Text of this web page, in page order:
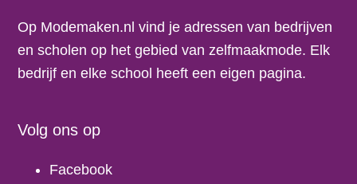
Op Modemaken.nl vind je adressen van bedrijven
en scholen op het gebied van zelfmaakmode. Elk
bedrijf en elke school heeft een eigen pagina.
Volg ons op
Facebook